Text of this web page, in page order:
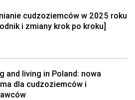
cudzoziemców w 2025 roku
i zmiany krok po kroku]
and living in Poland: nowa
dla cudzoziemców i